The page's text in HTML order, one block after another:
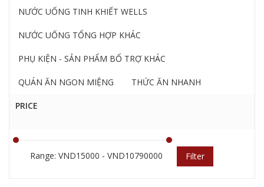
NƯỚC UỐNG TINH KHIẾT WELLS
NƯỚC UỐNG TỔNG HỢP KHÁC
PHỤ KIỆN - SẢN PHẨM BỔ TRỢ KHÁC
QUÁN ĂN NGON MIỆNG THỨC ĂN NHANH
PRICE
Range: VND15000 - VND10790000 Filter